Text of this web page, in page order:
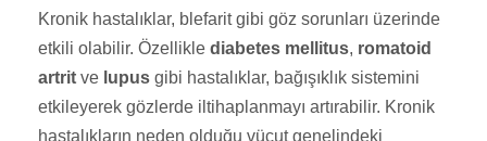
Kronik hastalıklar, blefarit gibi göz sorunları üzerinde
etkili olabilir. Özellikle diabetes mellitus, romatoid
artrit ve lupus gibi hastalıklar, bağışıklık sistemini
etkileyerek gözlerde iltihaplanmayı artırabilir. Kronik
hastalıkların neden olduğu vücut genelindeki